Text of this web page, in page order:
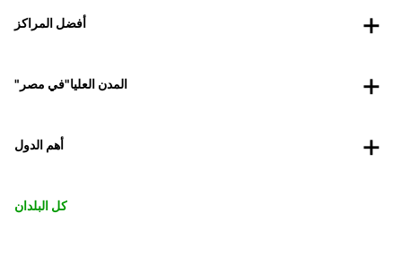
أفضل المراكز
"المدن العليا"في مصر
أهم الدول
كل البلدان